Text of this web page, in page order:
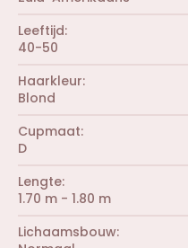
Leeftijd
40-50
Haarkleur
Blond
Cupmaat
D
Lengte
1.70 m - 1.80 m
Lichaamsbouw